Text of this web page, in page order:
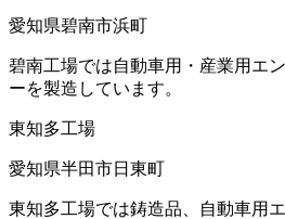
愛知県碧南市浜町
碧南工場では自動車用・産業用エ
ーを製造しています。
東知多工場
愛知県半田市日東町
東知多工場では鋳造品、自動車用